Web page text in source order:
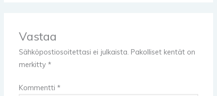
Vastaa
Sähköpostiosoitettasi ei julkaista. Pakolliset kentät on
merkitty*
Kommentti*